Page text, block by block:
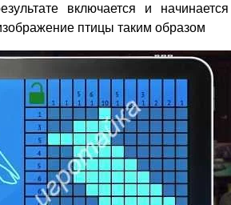
включается и начинается
птицы таким образом